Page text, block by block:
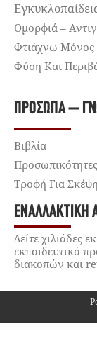
Ομορφιά –
Φτιάχνω
Φύση Και
ΠΡΌΣΩΠΑ –
Βιβλία
Προσωπικότητες
Τροφή Για Σκέψη
ΕΝΑΛΛΑΚΤΙΚΉ
Δείτε χιλιάδες
εκπαιδευτικά
διακοπών και